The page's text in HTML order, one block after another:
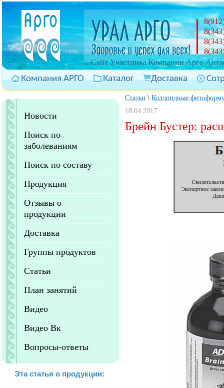
Cайт Участника Компании Арго
Компания АРГО Каталог Доставка
Новости
Поиск по
заболеваниям
Поиск по составу
Продукция
Отзывы о
продукции
Доставка
Группы продуктов
Статьи
План занятий
Видео
Видео Вк
Вопросы-ответы
Эта статья о продукции:
Статьи \ Коллоидные
18.04.2017
Брейн Бустер: